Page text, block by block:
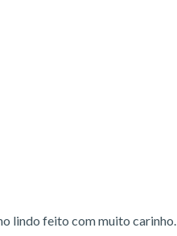
lindo feito com muito carinho.